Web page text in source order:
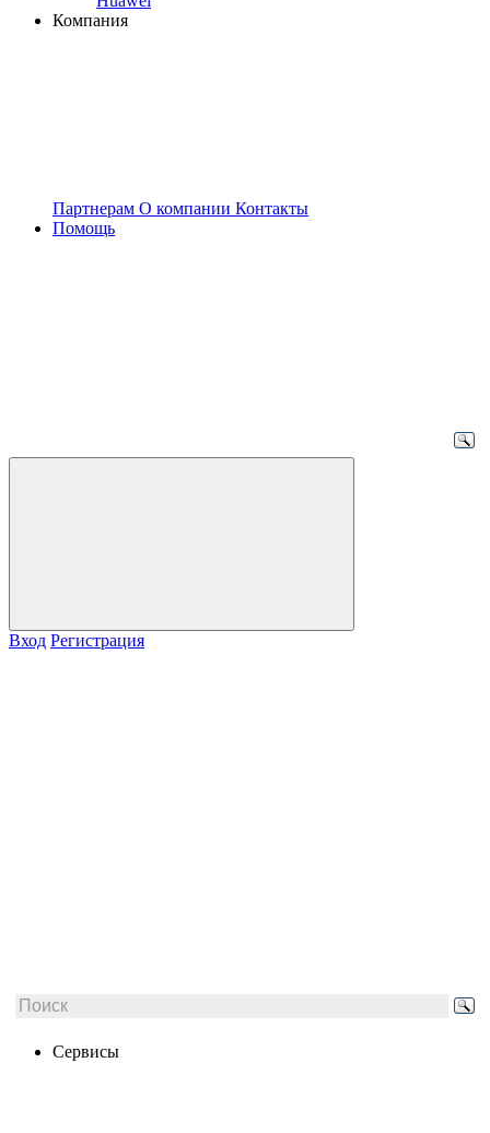
Компания
Партнерам О компании Контакты
Помощь
Вход Регистрация
Сервисы